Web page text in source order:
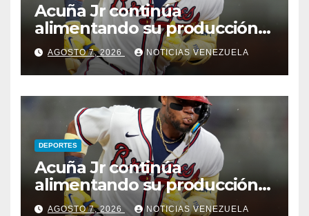
Acuña Jr continúa
alimentando su producción
jonronera
AGOSTO 7, 2026 NOTICIAS VENEZUELA
DEPORTES
Acuña Jr continúa
alimentando su producción
jonronera
AGOSTO 7, 2026 NOTICIAS VENEZUELA